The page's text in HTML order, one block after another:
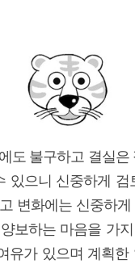
도 불구하고 결실은
있으니 신중하게 검
변화에는 신중하게
보하는 마음을 가
유가 있으며 계획한